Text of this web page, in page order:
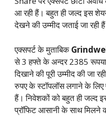
आ रही हैं। बहुत ही जल्द इस
देखने की उम्मीद जताई जा रही
एक्सपर्ट के मुताबिक
से 3 हफ्ते के अन्दर 2385
दिखाने की पूरी उम्मीद की जा
रुपए के स्टॉपलॉस लगाने के
हैं। निवेशकों को बहुत ही जल्द
प्रॉफिट आसानी के साथ मिलने